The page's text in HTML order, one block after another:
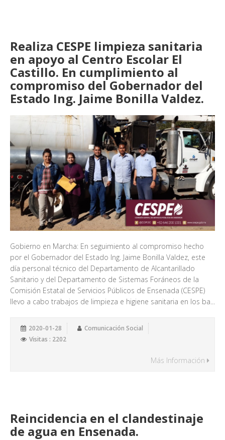
Realiza CESPE limpieza sanitaria
en apoyo al Centro Escolar El
Castillo. En cumplimiento al
compromiso del Gobernador del
Estado Ing. Jaime Bonilla Valdez.
Gobierno en Marcha: En seguimiento al compromiso hecho
por el Gobernador del Estado Ing. Jaime Bonilla Valdez, este
día personal técnico del Departamento de Alcantarillado
Sanitario y del Departamento de Sistemas Foráneos de la
Comisión Estatal de Servicios Públicos de Ensenada (CESPE)
llevo a cabo trabajos de limpieza e higiene sanitaria en los ba...
2020-01-28
Comunicación Social
Visitas : 2202
Más Información
Reincidencia en el clandestinaje
de agua en Ensenada.